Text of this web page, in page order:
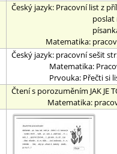
Český jazyk: Pracovní list z
poslat na
písanka str. 24,
Matematika: pracovní
Český jazyk: pracovní sešit
Matematika: Pracovní
Prvouka: Přečti si list z
Čtení s porozuměním JAK JE
Matematika: pracovní